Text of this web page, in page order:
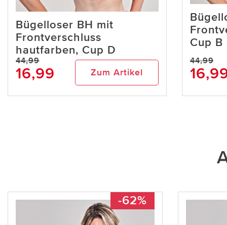
Bügelloser BH mit
Frontverschluss
hautfarben, Cup D
44,99
16,99 Zum Artikel
Cup B
44,99
-62%